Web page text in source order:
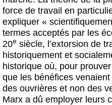
force de travail en
expliquer «
termes acceptés par les
20e siècle, l’extorsion de
historiquement et
historique où, pour
que les bénéfices
des ouvrières et non des
Marx a dû employer leurs